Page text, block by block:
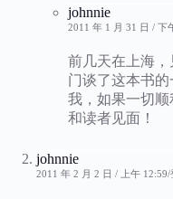
johnnie
2011 年 1 月 31 日 / 下
前几天在上海
门谈了这本书
我，如果一切
和读者见面！
johnnie
2011 年 2 月 2 日 / 上午 12:59